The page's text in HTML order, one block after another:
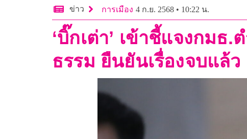
ข่าว การเมือง 4 ก.ย. 2568 • 10:22 น.
‘บิ๊กเต่า’ เข้าชี้แจงกมธ
ธรรม ยืนยันเรื่องจบแล้ว